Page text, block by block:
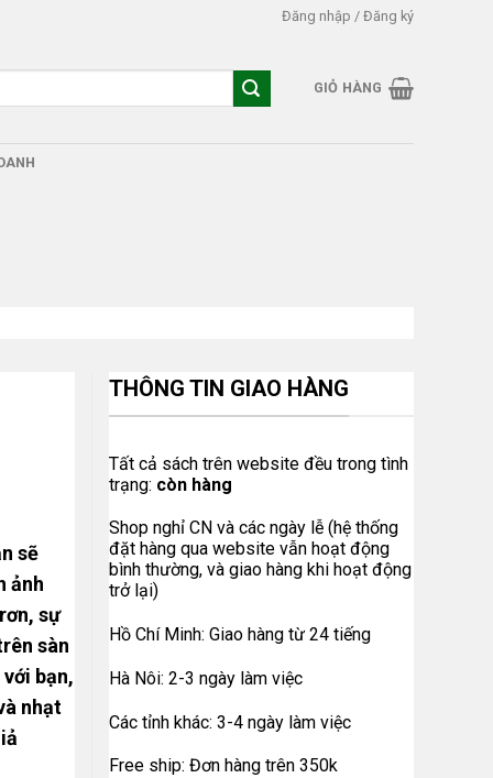
Đăng nhập / Đăng ký
GIỎ HÀNG
sẽ
ảnh
sự
sàn
bạn,
nhạt
THÔNG TIN GIAO HÀNG
Tất cả sách trên website đều trong tình
trạng: còn hàng
Shop nghỉ CN và các ngày lễ (hệ thống
đặt hàng qua website vẫn hoạt động
bình thường, và giao hàng khi hoạt động
trở lại)
Hồ Chí Minh: Giao hàng từ 24 tiếng
Hà Nôi: 2-3 ngày làm việc
Các tỉnh khác: 3-4 ngày làm việc
Free ship: Đơn hàng trên 350k